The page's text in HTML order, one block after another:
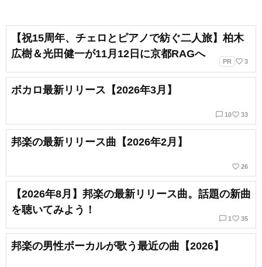
【祝15周年、チェロとピアノで紡ぐ二人旅】柏木
広樹＆光田健一が11月12日に京都RAGへ
PR favorite_border 3
ボカロ最新リリース【2026年3月】
chat_bubble_outline 10favorite_border 33
邦楽の最新リリース曲【2026年2月】
favorite_border 26
【2026年8月】邦楽の最新リリース曲。話題の新曲
を聴いてみよう！
chat_bubble_outline 1 favorite_border 35
邦楽の男性ボーカルが歌う最近の曲【2026】